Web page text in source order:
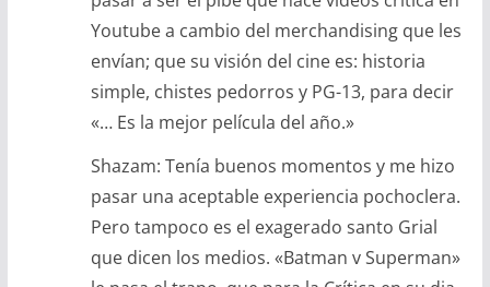
Youtube a cambio del merchandising que les
envían; que su visión del cine es: historia
simple, chistes pedorros y PG-13, para decir
«… Es la mejor película del año.»
Shazam: Tenía buenos momentos y me hizo
pasar una aceptable experiencia pochoclera.
Pero tampoco es el exagerado santo Grial
que dicen los medios. «Batman v Superman»